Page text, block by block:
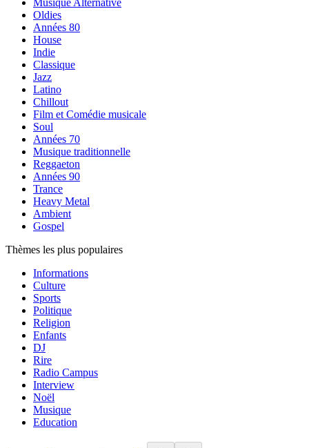
Musique Alternative
Oldies
Années 80
House
Indie
Classique
Jazz
Latino
Chillout
Film et Comédie musicale
Soul
Années 70
Musique traditionnelle
Reggaeton
Années 90
Trance
Heavy Metal
Ambient
Gospel
Thèmes les plus populaires
Informations
Culture
Sports
Politique
Religion
Enfants
DJ
Rire
Radio Campus
Interview
Noël
Musique
Education